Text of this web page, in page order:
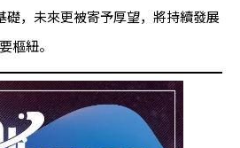
礎，未來更被寄予厚望，將持續發展
樞紐。